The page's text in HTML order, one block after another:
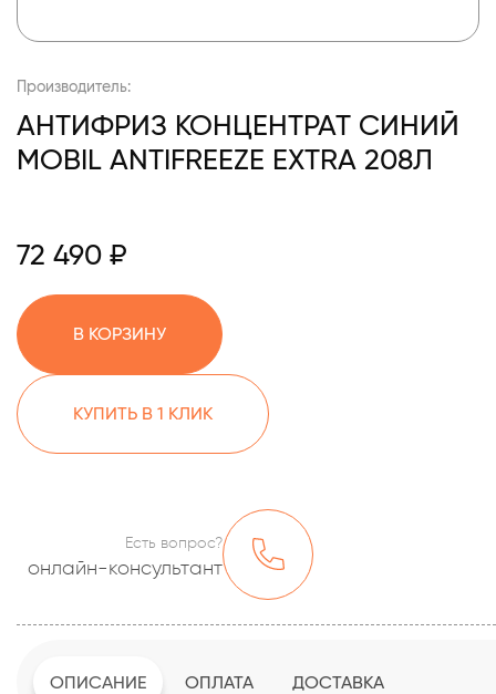
Производитель:
АНТИФРИЗ КОНЦЕНТРАТ СИНИЙ
MOBIL ANTIFREEZE EXTRA 208Л
72 490 ₽
В КОРЗИНУ
КУПИТЬ В 1 КЛИК
Есть вопрос?
онлайн-консультант
ОПИСАНИЕ ОПЛАТА ДОСТАВКА